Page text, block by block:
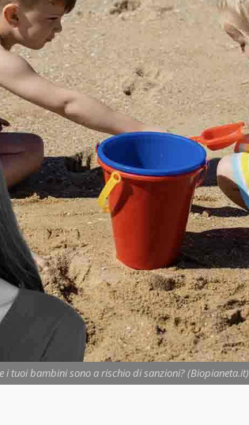
i tuoi bambini sono a rischio di sanzioni? (Biopianeta.it)